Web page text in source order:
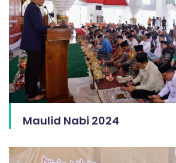
Maulid Nabi 2024